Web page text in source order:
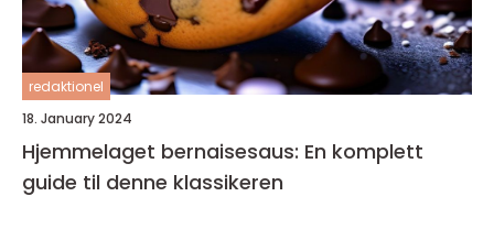
redaktionel
18. January 2024
Hjemmelaget bernaisesaus: En komplett
guide til denne klassikeren